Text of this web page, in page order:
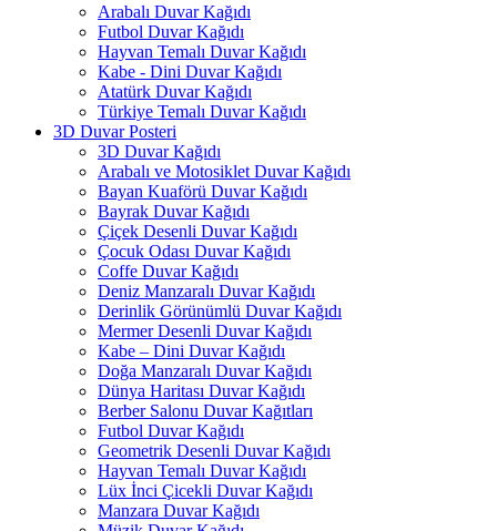
Arabalı Duvar Kağıdı
Futbol Duvar Kağıdı
Hayvan Temalı Duvar Kağıdı
Kabe - Dini Duvar Kağıdı
Atatürk Duvar Kağıdı
Türkiye Temalı Duvar Kağıdı
3D Duvar Posteri
3D Duvar Kağıdı
Arabalı ve Motosiklet Duvar Kağıdı
Bayan Kuaförü Duvar Kağıdı
Bayrak Duvar Kağıdı
Çiçek Desenli Duvar Kağıdı
Çocuk Odası Duvar Kağıdı
Coffe Duvar Kağıdı
Deniz Manzaralı Duvar Kağıdı
Derinlik Görünümlü Duvar Kağıdı
Mermer Desenli Duvar Kağıdı
Kabe – Dini Duvar Kağıdı
Doğa Manzaralı Duvar Kağıdı
Dünya Haritası Duvar Kağıdı
Berber Salonu Duvar Kağıtları
Futbol Duvar Kağıdı
Geometrik Desenli Duvar Kağıdı
Hayvan Temalı Duvar Kağıdı
Lüx İnci Çicekli Duvar Kağıdı
Manzara Duvar Kağıdı